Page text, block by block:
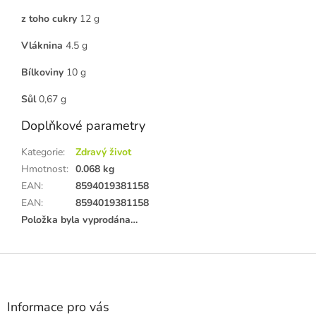
z toho cukry 12 g
Vláknina 4.5 g
Bílkoviny 10 g
Sůl 0,67 g
Doplňkové parametry
Kategorie:
Zdravý život
Hmotnost: 0.068 kg
EAN:
8594019381158
EAN:
8594019381158
Položka byla vyprodána…
Z
Informace pro vás